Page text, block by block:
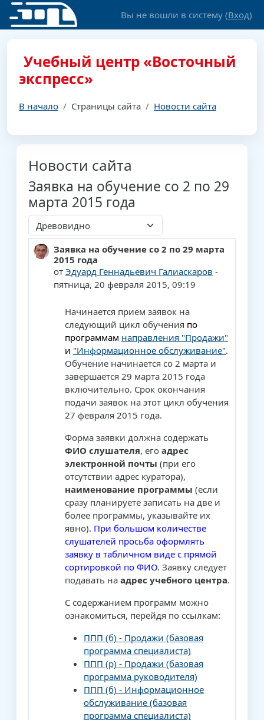
Перейти к основному содержанию
Вы не вошли в систему (Вход)
Учебный центр «Восточный
экспресс»
В начало Страницы сайта Новости сайта
Новости сайта
Заявка на обучение со 2 по 29
марта 2015 года
Режим отображения
Заявка на обучение со 2 по 29 марта
2015 года
от Эдуард Геннадьевич Галиаскаров -
пятница, 20 февраля 2015, 09:19
Количество ответов: 0
Начинается прием заявок на
следующий цикл обучения по
программам направления "Продажи"
и "Информационное обслуживание".
Обучение начинается со 2 марта и
завершается 29 марта 2015 года
включительно. Срок окончания
подачи заявок на этот цикл обучения
27 февраля 2015 года.
Форма заявки должна содержать
ФИО слушателя, его адрес
электронной почты (при его
отсутствии адрес куратора),
наименование программы (если
сразу планируете записать на две и
более программы, указывайте их
явно). При большом количестве
слушателей просьба оформлять
заявку в табличном виде с прямой
сортировкой по ФИО. Заявку следует
подавать на адрес учебного центра.
С содержанием программ можно
ознакомиться, перейдя по ссылкам:
ППП (б) - Продажи (базовая
программа специалиста)
ППП (р) - Продажи (базовая
программа руководителя)
ППП (б) - Информационное
обслуживание (базовая
программа специалиста)